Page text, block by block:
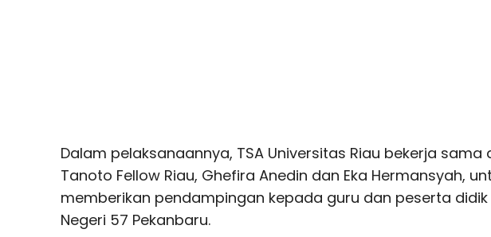
Dalam pelaksanaannya, TSA Universitas Riau bekerja sama
Tanoto Fellow Riau, Ghefira Anedin dan Eka Hermansyah,
memberikan pendampingan kepada guru dan peserta didik
Negeri 57 Pekanbaru.